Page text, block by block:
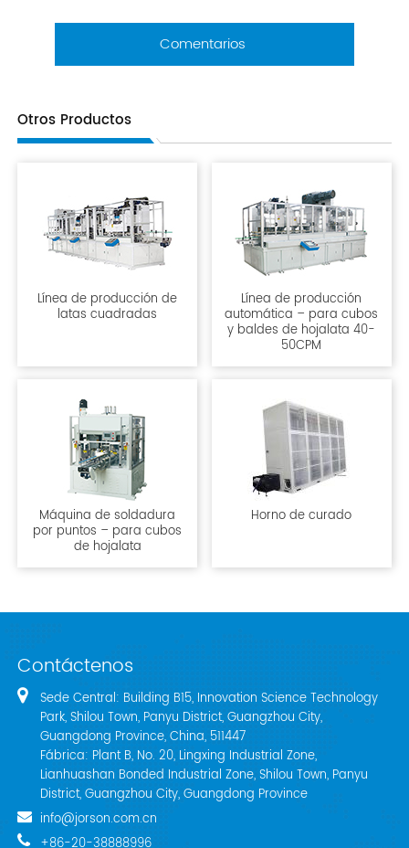
Comentarios
Otros Productos
Línea de producción de
latas cuadradas
Línea de producción
automática – para cubos
y baldes de hojalata 40-
50CPM
Máquina de soldadura
por puntos – para cubos
de hojalata
Horno de curado
Contáctenos
Sede Central: Building B15, Innovation Science Technology
Park, Shilou Town, Panyu District, Guangzhou City,
Guangdong Province, China, 511447
Fábrica: Plant B, No. 20, Lingxing Industrial Zone,
Lianhuashan Bonded Industrial Zone, Shilou Town, Panyu
District, Guangzhou City, Guangdong Province
info@jorson.com.cn
+86-20-38888996